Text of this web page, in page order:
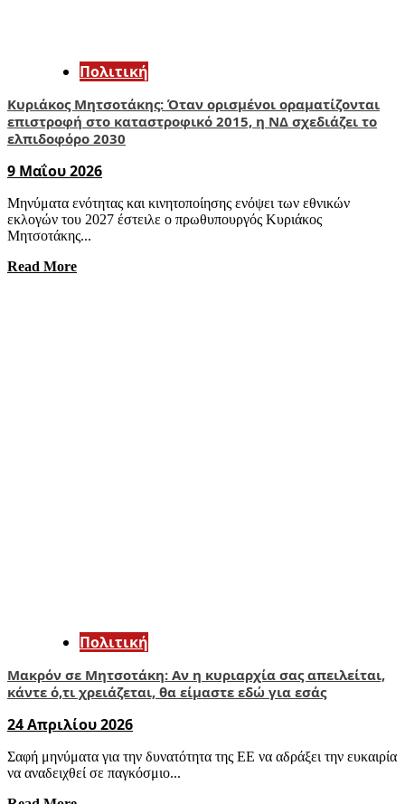
Πολιτική
Κυριάκος Μητσοτάκης: Όταν ορισμένοι οραματίζονται
επιστροφή στο καταστροφικό 2015, η ΝΔ σχεδιάζει το
ελπιδοφόρο 2030
9 Μαΐου 2026
Μηνύματα ενότητας και κινητοποίησης ενόψει των εθνικών
εκλογών του 2027 έστειλε ο πρωθυπουργός Κυριάκος
Μητσοτάκης...
Read More
Πολιτική
Μακρόν σε Μητσοτάκη: Αν η κυριαρχία σας απειλείται,
κάντε ό,τι χρειάζεται, θα είμαστε εδώ για εσάς
24 Απριλίου 2026
Σαφή μηνύματα για την δυνατότητα της ΕΕ να αδράξει την ευκαιρία
να αναδειχθεί σε παγκόσμιο...